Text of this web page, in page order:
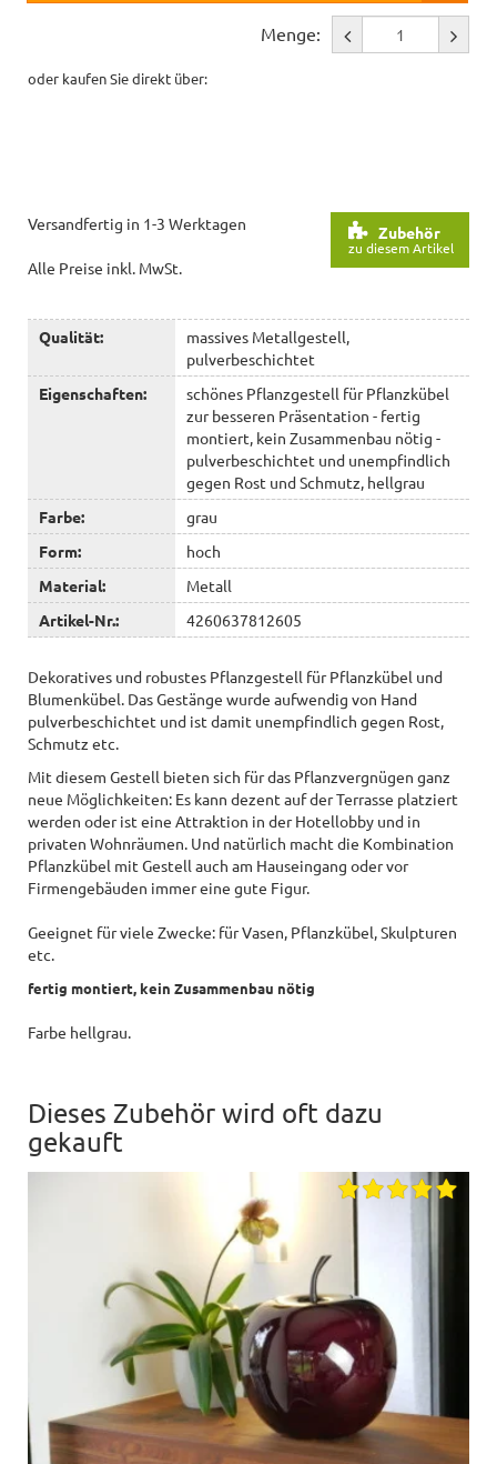
Menge:
oder kaufen Sie direkt über:
Zubehör
zu diesem Artikel
Versandfertig in 1-3 Werktagen
Alle Preise inkl. MwSt.
Qualität:
massives Metallgestell,
pulverbeschichtet
Eigenschaften:
schönes Pflanzgestell für Pflanzkübel
zur besseren Präsentation - fertig
montiert, kein Zusammenbau nötig -
pulverbeschichtet und unempfindlich
gegen Rost und Schmutz, hellgrau
Farbe:
grau
Form:
hoch
Material:
Metall
Artikel-Nr.:
4260637812605
Dekoratives und robustes Pflanzgestell für Pflanzkübel und
Blumenkübel. Das Gestänge wurde aufwendig von Hand
pulverbeschichtet und ist damit unempfindlich gegen Rost,
Schmutz etc.
Mit diesem Gestell bieten sich für das Pflanzvergnügen ganz
neue Möglichkeiten: Es kann dezent auf der Terrasse platziert
werden oder ist eine Attraktion in der Hotellobby und in
privaten Wohnräumen. Und natürlich macht die Kombination
Pflanzkübel mit Gestell auch am Hauseingang oder vor
Firmengebäuden immer eine gute Figur.
Geeignet für viele Zwecke: für Vasen, Pflanzkübel, Skulpturen
etc.
fertig montiert, kein Zusammenbau nötig
Farbe hellgrau.
Dieses Zubehör wird oft dazu
gekauft